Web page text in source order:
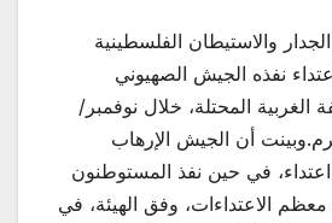
والاستيطان الفلسطينية
ب2144 اعتداء نفذه الجيش الصهيوني
الغربية المحتلة، خلال نوفمبر/
أن الجيش الإرهاب
الصهيوني نفذ 1523 اعتداء، في حين نفذ المستوطنون
معظم الاعتداءات، وفق الهيئة، في